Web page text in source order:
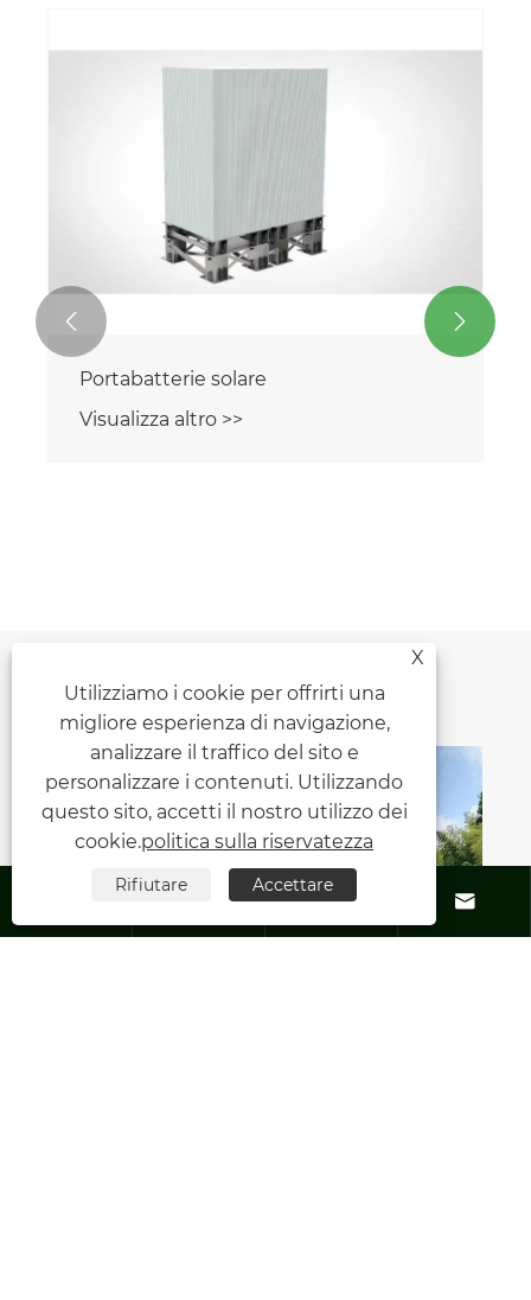
Portabatterie solare
Visualizza altro >>
 
Consigli sulle notizie
 
X
Utilizziamo i cookie per offrirti una
migliore esperienza di navigazione,
analizzare il traffico del sito e
personalizzare i contenuti. Utilizzando
questo sito, accetti il ​​nostro utilizzo dei
cookie.politica sulla riservatezza
Rifiutare Accettare